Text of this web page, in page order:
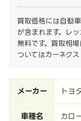
買取価格には自動
が含まれます。レ
無料です。買取相
ついてはカーネク
メーカー トヨ
車種名 カロ